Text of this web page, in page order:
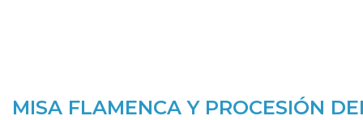
MISA FLAMENCA Y PROCESIÓN